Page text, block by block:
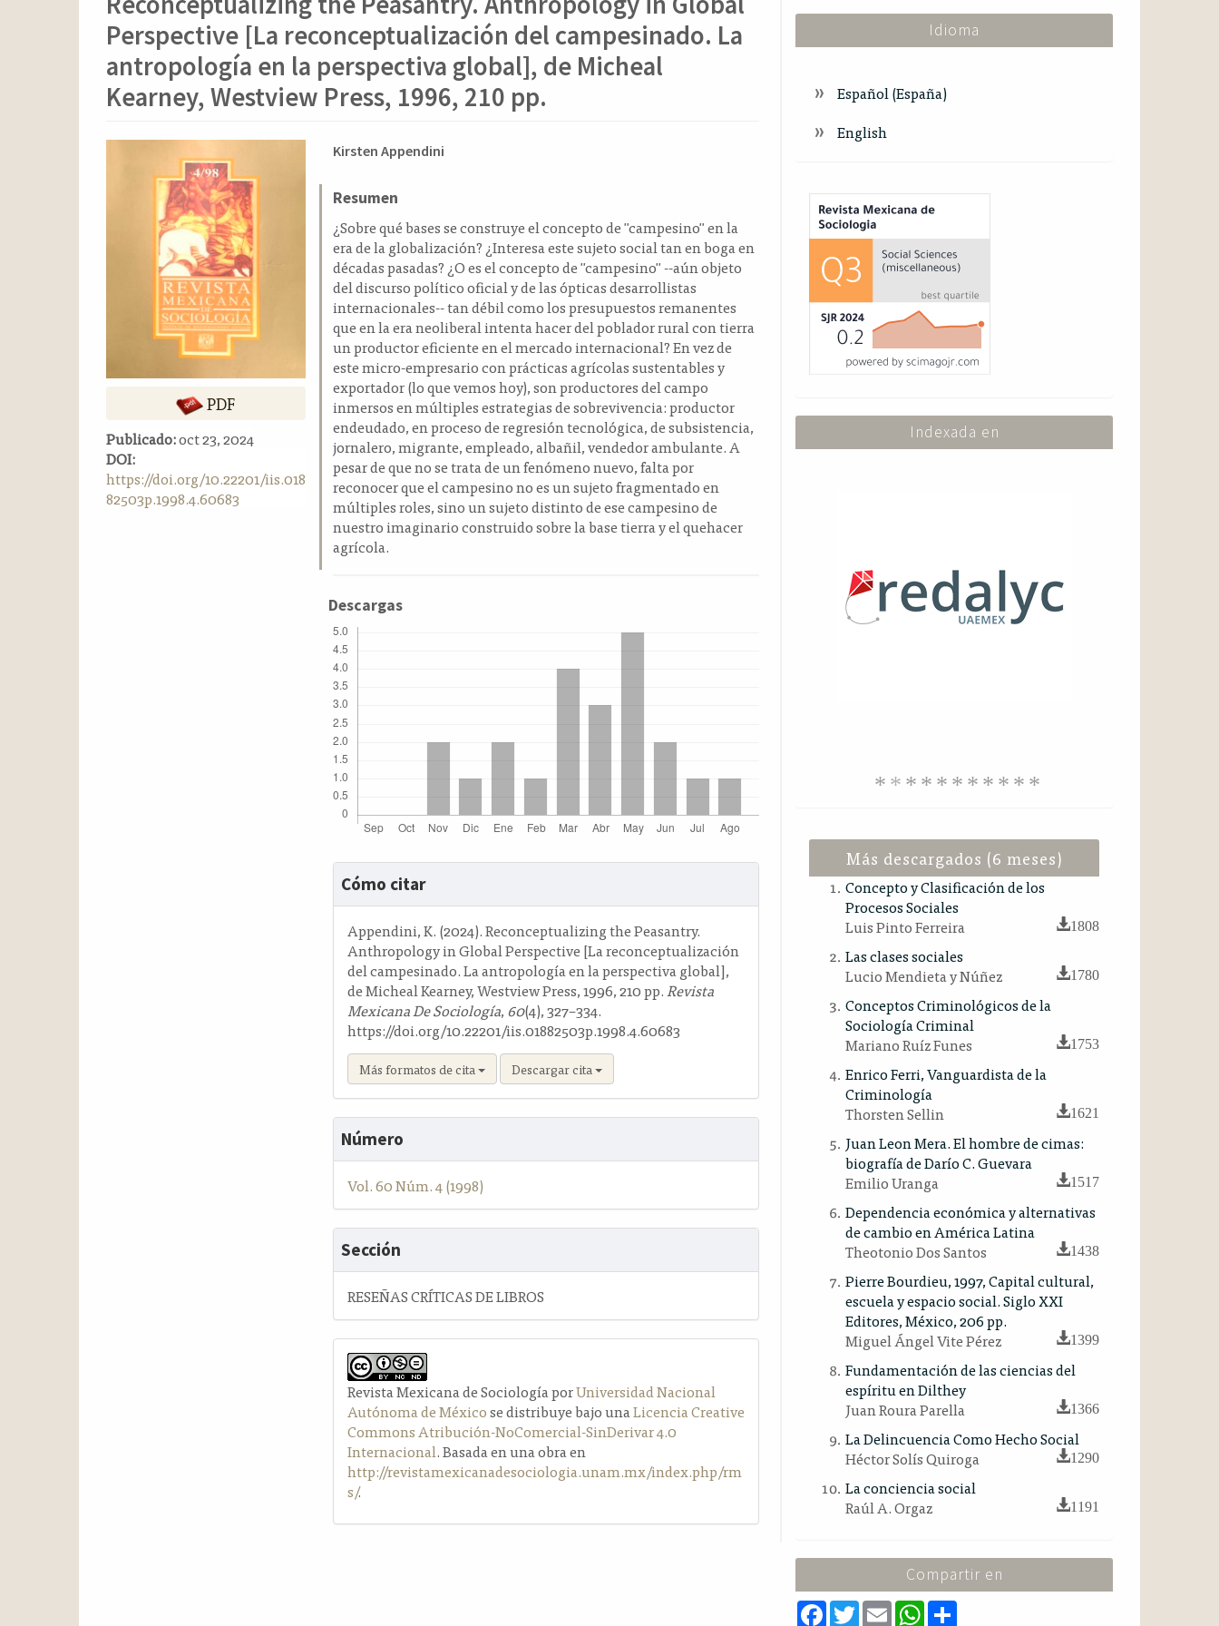
Perspective [La reconceptualización del campesinado. La
antropología en la perspectiva global], de Micheal
Kearney, Westview Press, 1996, 210 pp.
lateral
artículo
PDF
Publicado:oct 23, 2024
DOI:
https://doi.org/10.22201/iis.018
82503p.1998.4.60683
Contenido
del
artículo
Kirsten Appendini
Resumen
¿Sobre qué bases se construye el concepto de "campesino" en la
era de la globalización? ¿Interesa este sujeto social tan en boga en
décadas pasadas? ¿O es el concepto de "campesino" --aún objeto
del discurso político oficial y de las ópticas desarrollistas
internacionales-- tan débil como los presupuestos remanentes
que en la era neoliberal intenta hacer del poblador rural con tierra
un productor eficiente en el mercado internacional? En vez de
este micro-empresario con prácticas agrícolas sustentables y
exportador (lo que vemos hoy), son productores del campo
inmersos en múltiples estrategias de sobrevivencia: productor
endeudado, en proceso de regresión tecnológica, de subsistencia,
jornalero, migrante, empleado, albañil, vendedor ambulante. A
pesar de que no se trata de un fenómeno nuevo, falta por
reconocer que el campesino no es un sujeto fragmentado en
múltiples roles, sino un sujeto distinto de ese campesino de
nuestro imaginario construido sobre la base tierra y el quehacer
agrícola.
Descargas
Detalles
del
artículo
Cómo citar
Appendini, K. (2024). Reconceptualizing the Peasantry.
Anthropology in Global Perspective [La reconceptualización
del campesinado. La antropología en la perspectiva global],
de Micheal Kearney, Westview Press, 1996, 210 pp.Revista
Mexicana De Sociología, 60(4), 327–334.
https://doi.org/10.22201/iis.01882503p.1998.4.60683
Más formatos de cita Descargar cita
Número
Vol. 60 Núm. 4 (1998)
Sección
RESEÑAS CRÍTICAS DE LIBROS
Revista Mexicana de Sociología porUniversidad Nacional
Autónoma de Méxicose distribuye bajo unaLicencia Creative
Commons Atribución-NoComercial-SinDerivar 4.0
Internacional. Basada en una obra en
http://revistamexicanadesociologia.unam.mx/index.php/rm
s/.
Idioma
Español (España)
English
Index
Indexada en
Más descargados (6 meses)
Concepto y Clasificación de los
Procesos Sociales
Luis Pinto Ferreira
1808
Las clases sociales
Lucio Mendieta y Núñez
1780
Conceptos Criminológicos de la
Sociología Criminal
Mariano Ruíz Funes
1753
Enrico Ferri, Vanguardista de la
Criminología
Thorsten Sellin
1621
Juan Leon Mera. El hombre de cimas:
biografía de Darío C. Guevara
Emilio Uranga
1517
Dependencia económica y alternativas
de cambio en América Latina
Theotonio Dos Santos
1438
Pierre Bourdieu, 1997, Capital cultural,
escuela y espacio social. Siglo XXI
Editores, México, 206 pp.
Miguel Ángel Vite Pérez
1399
Fundamentación de las ciencias del
espíritu en Dilthey
Juan Roura Parella
1366
La Delincuencia Como Hecho Social
Héctor Solís Quiroga
1290
La conciencia social
Raúl A. Orgaz
1191
Compartir en
F T E W